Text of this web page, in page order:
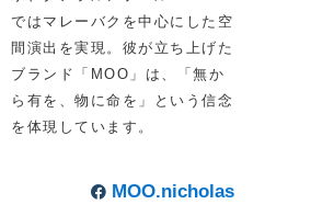
ではマレーバクを中心にした空
間演出を実現。彼が立ち上げた
ブランド「MOO」は、「無か
ら有を、物に命を」という信念
を体現しています。
MOO.nicholas